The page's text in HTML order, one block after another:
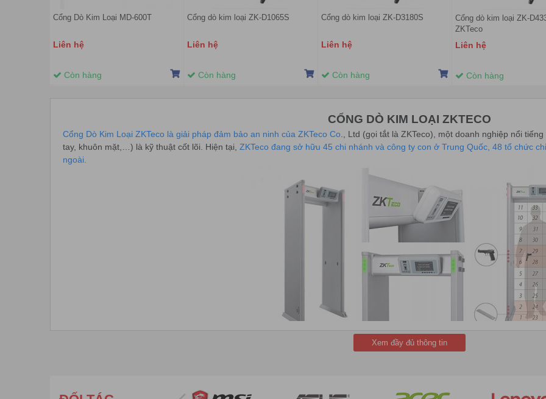
Cổng Dò Kim Loại MD-600T
Liên hệ
Còn hàng
Cổng dò kim loại ZK-D1065S
Liên hệ
Còn hàng
Cổng dò kim loại ZK-D3180S
Liên hệ
Còn hàng
Cổng dò kim loại ZK-
ZKTeco
Liên hệ
Còn hàng
CỔNG DÒ KIM LOẠI ZKTECO
Cổng Dò Kim Loại ZKTeco là giải pháp đảm bảo an ninh của ZKTeco Co ., Ltd (gọi tắt là ZKTeco), một doanh nghiệp nổi
tay, khuôn mặt,…) là kỹ thuật cốt lõi. Hiện tại, ZKTeco đang sở hữu 45 chi nhánh và công ty con ở Trung Quốc, 48 tổ chức
ngoài.
Xem đầy đủ thông tin